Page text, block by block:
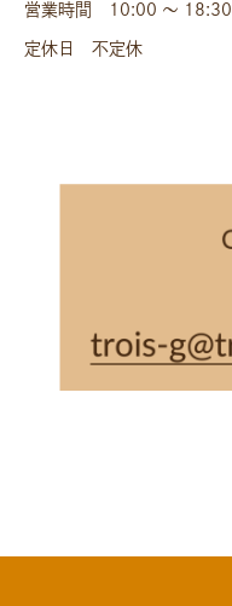
営業時間 10:00 〜 18:30
定休日 不定休